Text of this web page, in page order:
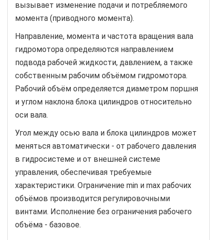
вызывает изменение подачи и потребляемого
момента (приводного момента).
Направление, момента и частота вращения вала
гидромотора определяются направлением
подвода рабочей жидкости, давлением, а также
собственным рабочим объёмом гидромотора.
Рабочий объём определяется диаметром поршня
и углом наклона блока цилиндров относительно
оси вала.
Угол между осью вала и блока цилиндров может
меняться автоматически - от рабочего давления
в гидросистеме и от внешней системе
управления, обеспечивая требуемые
характеристики. Ограничение min и max рабочих
объёмов производится регулировочными
винтами. Исполнение без ограничения рабочего
объёма - базовое.